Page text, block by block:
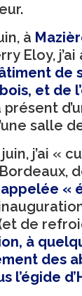
à
Eloy, j’ai
de
et de
salle
juin, j’ai «
«
de
à
des
l’égide